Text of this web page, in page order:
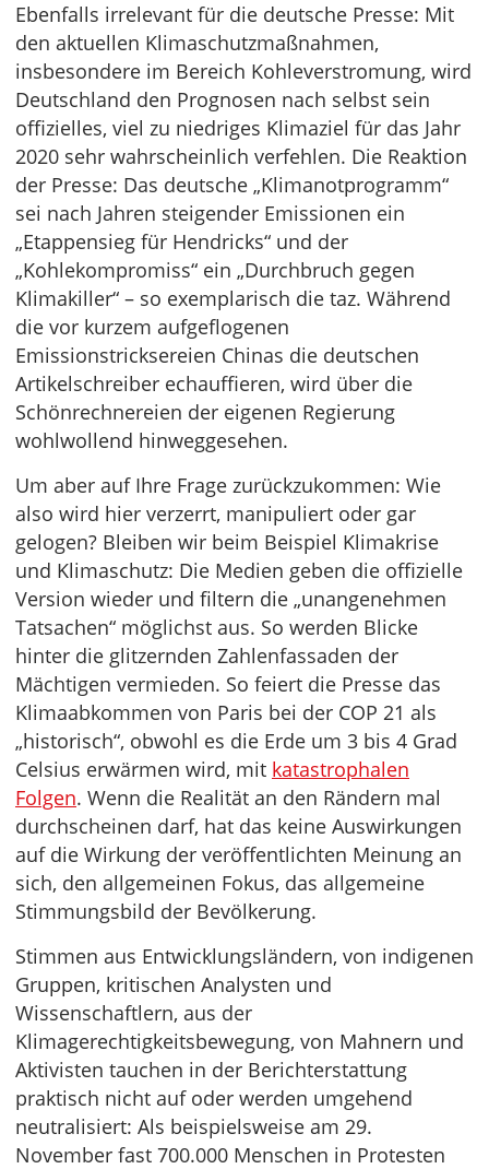
Ebenfalls irrelevant für die deutsche Presse: Mit
den aktuellen Klimaschutzmaßnahmen,
insbesondere im Bereich Kohleverstromung, wird
Deutschland den Prognosen nach selbst sein
offizielles, viel zu niedriges Klimaziel für das Jahr
2020 sehr wahrscheinlich verfehlen. Die Reaktion
der Presse: Das deutsche „Klimanotprogramm“
sei nach Jahren steigender Emissionen ein
„Etappensieg für Hendricks“ und der
„Kohlekompromiss“ ein „Durchbruch gegen
Klimakiller“ – so exemplarisch die taz. Während
die vor kurzem aufgeflogenen
Emissionstricksereien Chinas die deutschen
Artikelschreiber echauffieren, wird über die
Schönrechnereien der eigenen Regierung
wohlwollend hinweggesehen.
Um aber auf Ihre Frage zurückzukommen: Wie
also wird hier verzerrt, manipuliert oder gar
gelogen? Bleiben wir beim Beispiel Klimakrise
und Klimaschutz: Die Medien geben die offizielle
Version wieder und filtern die „unangenehmen
Tatsachen“ möglichst aus. So werden Blicke
hinter die glitzernden Zahlenfassaden der
Mächtigen vermieden. So feiert die Presse das
Klimaabkommen von Paris bei der COP 21 als
„historisch“, obwohl es die Erde um 3 bis 4 Grad
Celsius erwärmen wird, mit katastrophalen
Folgen. Wenn die Realität an den Rändern mal
durchscheinen darf, hat das keine Auswirkungen
auf die Wirkung der veröffentlichten Meinung an
sich, den allgemeinen Fokus, das allgemeine
Stimmungsbild der Bevölkerung.
Stimmen aus Entwicklungsländern, von indigenen
Gruppen, kritischen Analysten und
Wissenschaftlern, aus der
Klimagerechtigkeitsbewegung, von Mahnern und
Aktivisten tauchen in der Berichterstattung
praktisch nicht auf oder werden umgehend
neutralisiert: Als beispielsweise am 29.
November fast 700.000 Menschen in Protesten